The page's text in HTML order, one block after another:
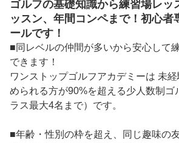
ゴルフの基礎知識から練習場レッ
ッスン、年間コンペまで！初心者
ールです！
■同レベルの仲間が多いから安心して
できます！
ワンストップゴルフアカデミーは 未
められる方が90%を超える少人数制ゴ
ラス最大4名まで）です。
■年齢・性別の枠を超え、同じ趣味の